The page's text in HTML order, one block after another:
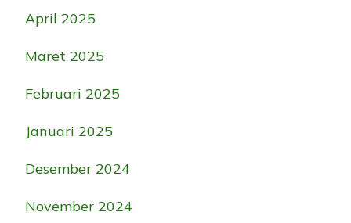
April 2025
Maret 2025
Februari 2025
Januari 2025
Desember 2024
November 2024